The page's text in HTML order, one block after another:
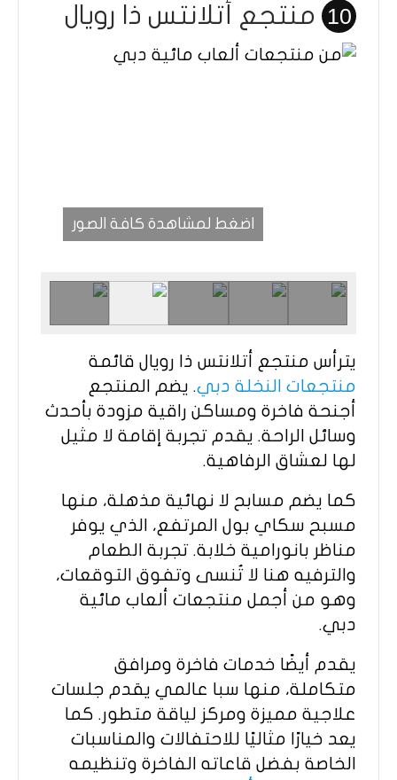
10 منتجع أتلانتس ذا رويال
اضغط لمشاهدة كافة الصور
يترأس منتجع أتلانتس ذا رويال قائمة
منتجعات النخلة دبي. يضم المنتجع
أجنحة فاخرة ومساكن راقية مزودة بأحدث
وسائل الراحة. يقدم تجربة إقامة لا مثيل
لها لعشاق الرفاهية.
كما يضم مسابح لا نهائية مذهلة، منها
مسبح سكاي بول المرتفع، الذي يوفر
مناظر بانورامية خلابة. تجربة الطعام
والترفيه هنا لا تُنسى وتفوق التوقعات،
وهو من أجمل منتجعات ألعاب مائية
دبي.
يقدم أيضًا خدمات فاخرة ومرافق
متكاملة، منها سبا عالمي يقدم جلسات
علاجية مميزة ومركز لياقة متطور. كما
يعد خيارًا مثاليًا للاحتفالات والمناسبات
الخاصة بفضل قاعاته الفاخرة وتنظيمه